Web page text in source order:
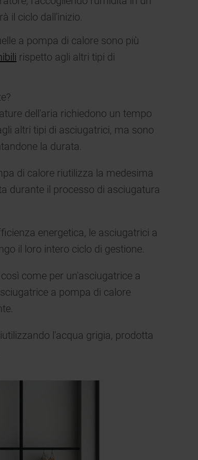
il ciclo dall'inizio.
a pompa di calore sono più
rispetto agli altri tipi di
dell'aria richiedono un tempo
altri tipi di asciugatrici, ma sono
la durata.
di calore riutilizza la medesima
durante il processo di asciugatura
energetica, le asciugatrici a
il loro intero ciclo di gestione.
come per un'asciugatrice a
a pompa di calore
l'acqua grigia, prodotta